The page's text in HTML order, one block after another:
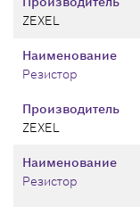
ZEXEL
Производитель
ZEXEL
Наименование
Резистор
Наименование
Резистор